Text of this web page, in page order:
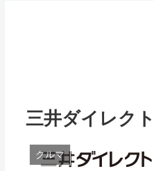
三井ダイレク
クルマ